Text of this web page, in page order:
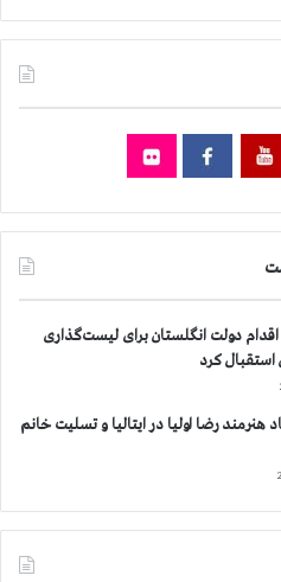
دولت انگلستان برای لیست‌گذاری
استقبال کرد
رضا اولیا در ایتالیا و تسلیت خانم